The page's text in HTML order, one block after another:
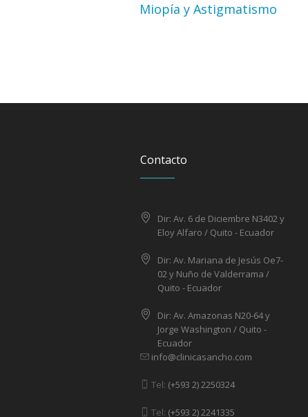
Miopía y Astigmatismo
Contacto
Dir: Av. 6 de Diciembre N3402 y
Eloy Alfaro / Quito - Ecuador
Dir: Av. Mariana de Jesús Oe7-
02 y Nuño de Valderrama /
Quito - Ecuador
Dir: Av. Amazonas N20-64 y
Jorge Washington / Quito -
Ecuador
info@clinicasancho.com
Tel: (+593 2) 2250324
Tel: (+593 2) 2241335